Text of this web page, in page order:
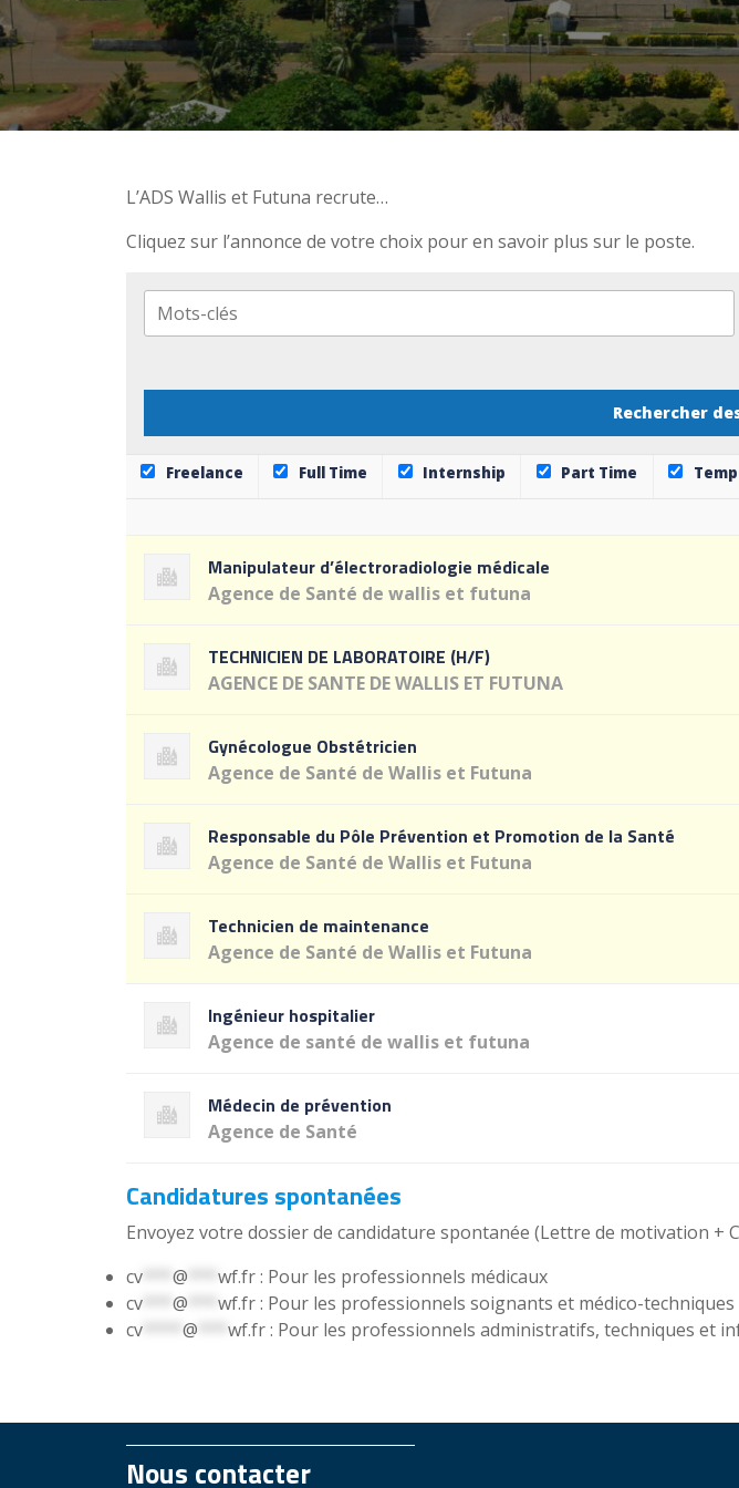
L’ADS Wallis et Futuna recrute…
Cliquez sur l’annonce de votre choix pour en savoir plus sur le poste.
Freelance Full Time Internship Part Time
Manipulateur d’électroradiologie médicale
Agence de Santé de wallis et futuna
TECHNICIEN DE LABORATOIRE (H/F)
AGENCE DE SANTE DE WALLIS ET FUTUNA
Gynécologue Obstétricien
Agence de Santé de Wallis et Futuna
Responsable du Pôle Prévention et Promotion de la Santé
Agence de Santé de Wallis et Futuna
Technicien de maintenance
Agence de Santé de Wallis et Futuna
Ingénieur hospitalier
Agence de santé de wallis et futuna
Médecin de prévention
Agence de Santé
Candidatures spontanées
Envoyez votre dossier de candidature spontanée (Lettre de motivation +
cv
@ wf.fr: Pour les professionnels médicaux
cv
@ wf.fr: Pour les professionnels soignants et médico-techniques
cv
@ wf.fr: Pour les professionnels administratifs, techniques et
Nous contacter